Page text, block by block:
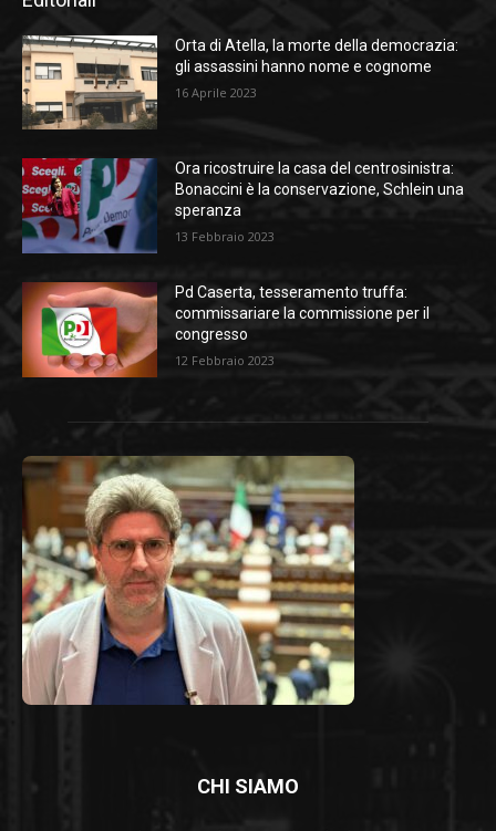
Orta di Atella, la morte della democrazia:
gli assassini hanno nome e cognome
16 Aprile 2023
Ora ricostruire la casa del centrosinistra:
Bonaccini è la conservazione, Schlein una
speranza
13 Febbraio 2023
Pd Caserta, tesseramento truffa:
commissariare la commissione per il
congresso
12 Febbraio 2023
CHI SIAMO